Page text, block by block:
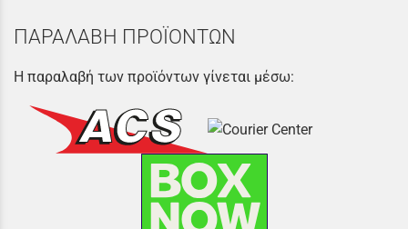
ΠΑΡΑΛΑΒΗ ΠΡΟΪΟΝΤΩΝ
Η παραλαβή των προϊόντων γίνεται μέσω: